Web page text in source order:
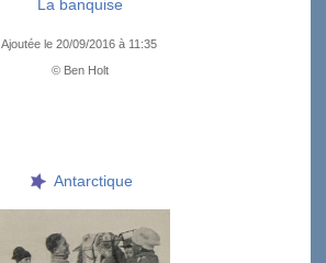
La banquise
Ajoutée le 20/09/2016 à 11:35
© Ben Holt
Antarctique